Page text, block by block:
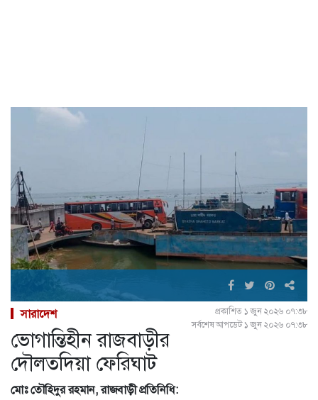
সারাদেশ
প্রকাশিত ১ জুন ২০২৬ ০৭:৩৮
সর্বশেষ আপডেট ১ জুন ২০২৬ ০৭:৩৮
ভোগান্তিহীন রাজবাড়ীর
দৌলতদিয়া ফেরিঘাট
মোঃ তৌহিদুর রহমান, রাজবাড়ী প্রতিনিধি: